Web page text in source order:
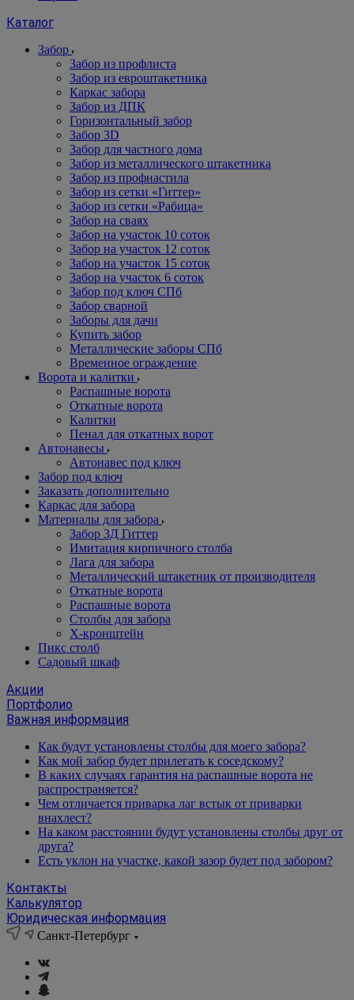
Каталог
Забор
Забор из профлиста
Забор из евроштакетника
Каркас забора
Забор из ДПК
Горизонтальный забор
Забор 3D
Забор для частного дома
Забор из металлического штакетника
Забор из профнастила
Забор из сетки «Гиттер»
Забор из сетки «Рабица»
Забор на сваях
Забор на участок 10 соток
Забор на участок 12 соток
Забор на участок 15 соток
Забор на участок 6 соток
Забор под ключ СПб
Забор сварной
Заборы для дачи
Купить забор
Металлические заборы СПб
Временное ограждение
Ворота и калитки
Распашные ворота
Откатные ворота
Калитки
Пенал для откатных ворот
Автонавесы
Автонавес под ключ
Забор под ключ
Заказать дополнительно
Каркас для забора
Материалы для забора
Забор 3Д Гиттер
Имитация кирпичного столба
Лага для забора
Металлический штакетник от производителя
Откатные ворота
Распашные ворота
Столбы для забора
Х-кронштейн
Пикс столб
Садовый шкаф
Акции
Портфолио
Важная информация
Как будут установлены столбы для моего забора?
Как мой забор будет прилегать к соседскому?
В каких случаях гарантия на распашные ворота не
распространяется?
Чем отличается приварка лаг встык от приварки
внахлест?
На каком расстоянии будут установлены столбы друг от
друга?
Есть уклон на участке, какой зазор будет под забором?
Контакты
Калькулятор
Юридическая информация
Санкт-Петербург